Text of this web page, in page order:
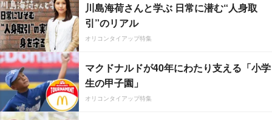
川島海荷さんと学ぶ 日常に潜む“人身取
引”のリアル
オリコンタイアップ特集
マクドナルドが40年にわたり支える「小学
生の甲子園」
オリコンタイアップ特集